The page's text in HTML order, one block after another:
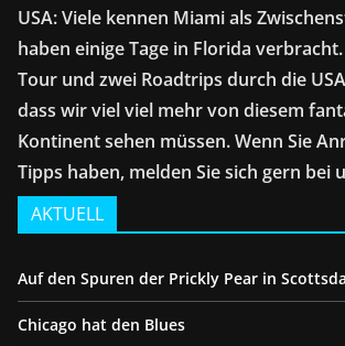
USA: Viele kennen Miami als
haben einige Tage in Florida
Tour und zwei Roadtrips durch die
dass wir viel viel mehr von diesem
Kontinent sehen müssen. Wenn Sie
Tipps haben, melden Sie sich gern bei
AKTUELL
Auf den Spuren der Prickly Pear in
Chicago hat den Blues